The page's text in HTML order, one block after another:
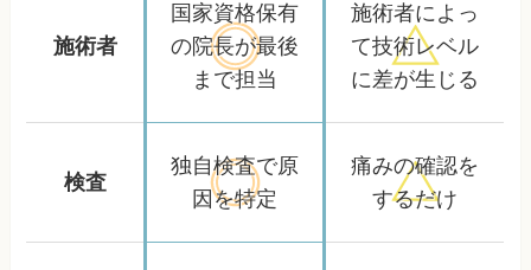
施術者
国家資格保有
の院長が最後
まで担当
施術者によっ
て技術レベル
に差が生じる
検査
独自検査で原
因を特定
痛みの確認を
するだけ